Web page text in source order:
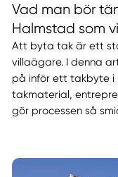
Vad man bör
Halmstad som
Att byta tak är ett
villaägare. I denna
på inför ett takbyte i
takmaterial,
gör processen så